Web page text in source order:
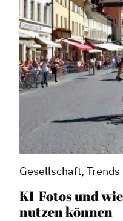
Gesellschaft, Trends
KI-Fotos und
nutzen können